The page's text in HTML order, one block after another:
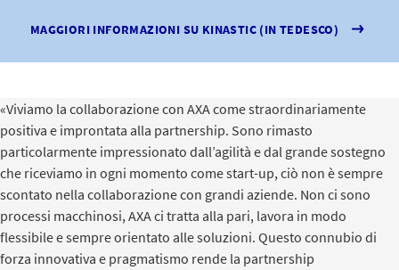
MAGGIORI INFORMAZIONI SU KINASTIC (IN TEDESCO)
«Viviamo la collaborazione con AXA come straordinariamente
positiva e improntata alla partnership. Sono rimasto
particolarmente impressionato dall’agilità e dal grande sostegno
che riceviamo in ogni momento come start-up, ciò non è sempre
scontato nella collaborazione con grandi aziende. Non ci sono
processi macchinosi, AXA ci tratta alla pari, lavora in modo
flessibile e sempre orientato alle soluzioni. Questo connubio di
forza innovativa e pragmatismo rende la partnership